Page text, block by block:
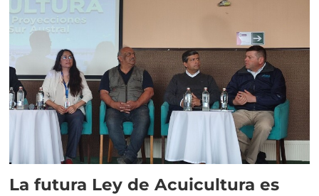
La futura Ley de Acuicultura es